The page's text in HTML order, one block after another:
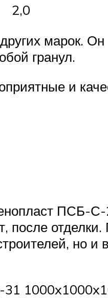
2,0
марок. Он
гранул.
и
ПСБ-
отделки.
но и